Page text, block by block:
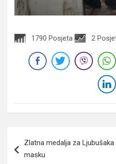
1790 Posjeta 2
članaka
Zlatna medalja za
masku